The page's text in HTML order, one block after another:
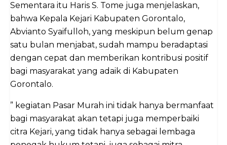
Sementara itu Haris S. Tome juga menjelaskan,
bahwa Kepala Kejari Kabupaten Gorontalo,
Abvianto Syaifulloh, yang meskipun belum genap
satu bulan menjabat, sudah mampu beradaptasi
dengan cepat dan memberikan kontribusi positif
bagi masyarakat yang adaik di Kabupaten
Gorontalo.
” kegiatan Pasar Murah ini tidak hanya bermanfaat
bagi masyarakat akan tetapi juga memperbaiki
citra Kejari, yang tidak hanya sebagai lembaga